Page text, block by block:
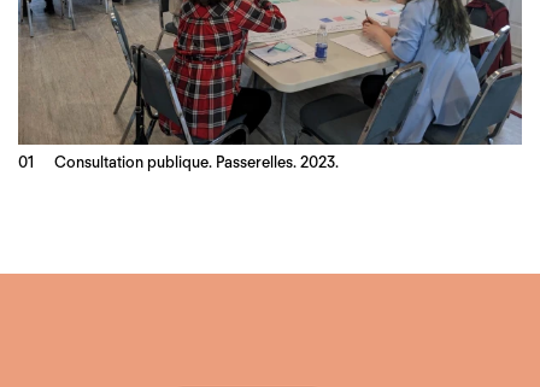
Consultation publique. Passerelles. 2023.